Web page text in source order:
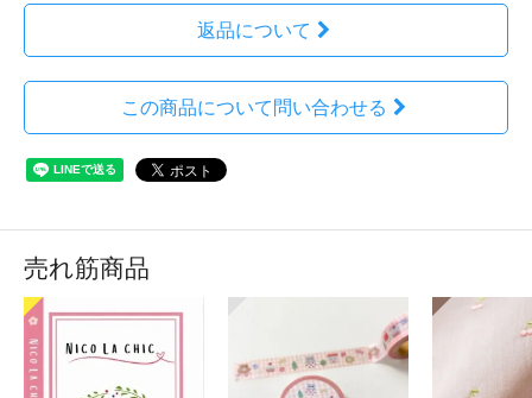
返品について
この商品について問い合わせる
売れ筋商品